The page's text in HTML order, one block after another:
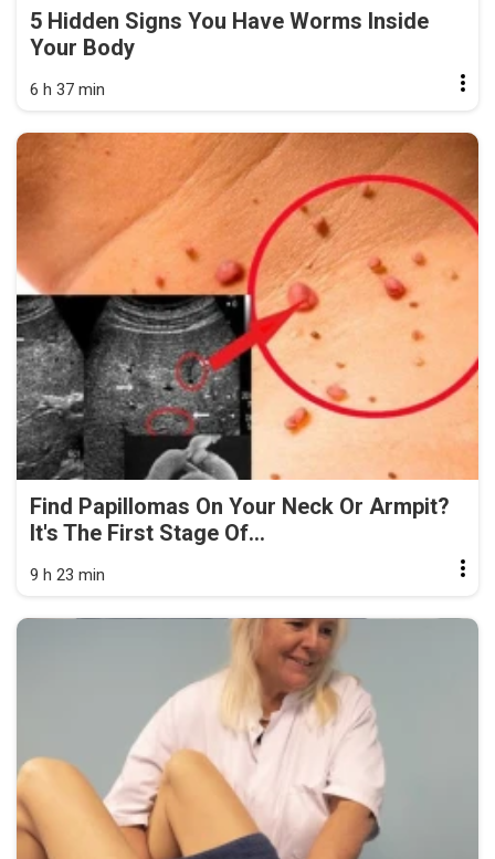
5 Hidden Signs You Have Worms Inside
Your Body
6 h 37 min
Find Papillomas On Your Neck Or Armpit?
It's The First Stage Of...
9 h 23 min